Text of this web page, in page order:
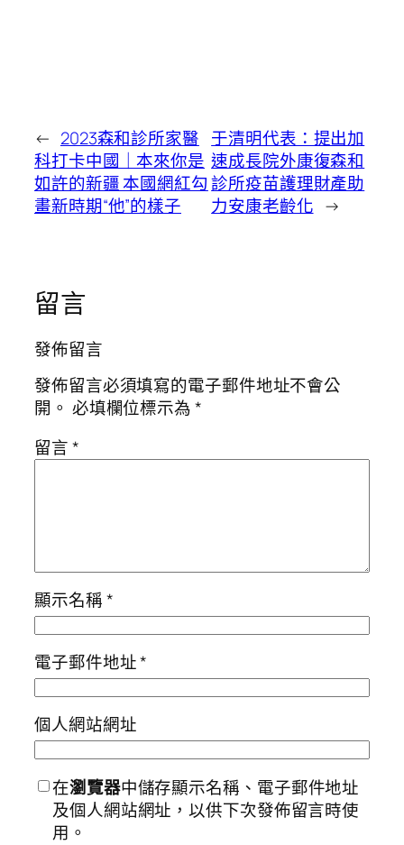
← 2023森和診所家醫
科打卡中國｜本來你是
如許的新疆 本國網紅勾
畫新時期“他”的樣子
于清明代表：提出加
速成長院外康復森和
診所疫苗護理財產助
力安康老齡化 →
留言
發佈留言
發佈留言必須填寫的電子郵件地址不會公
開。 必填欄位標示為*
留言*
顯示名稱*
電子郵件地址*
個人網站網址
在瀏覽器中儲存顯示名稱、電子郵件地址
及個人網站網址，以供下次發佈留言時使
用。